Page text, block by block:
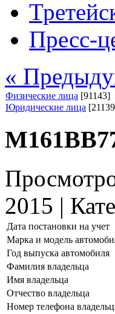
Пресс-
«
Физические лица [91143]
Юридические лица
2015 |
Дата постановки на учет
Марка и модель
Год выпуска автомобиля
Фамилия владельца
Имя владельца
Отчество владельца
Номер телефона